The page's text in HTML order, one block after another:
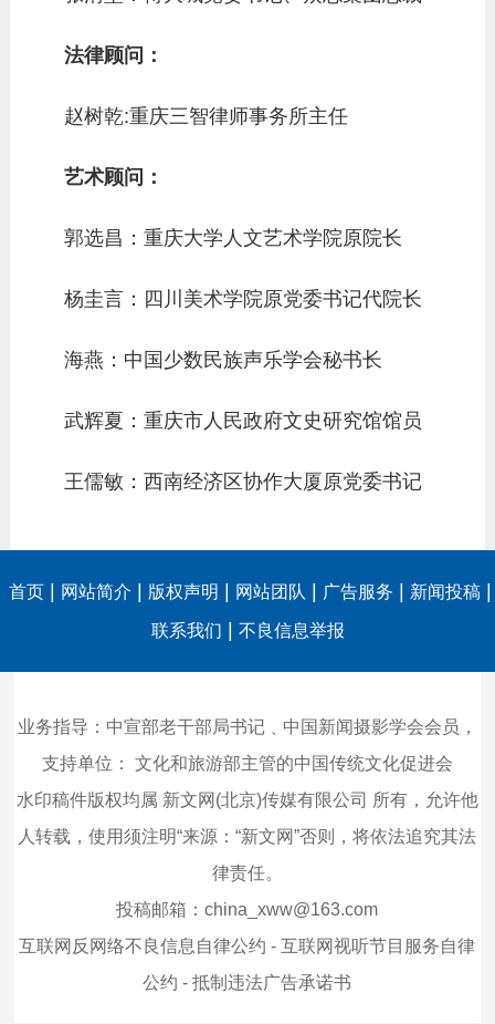
法律顾问：
赵树乾:重庆三智律师事务所主任
艺术顾问：
郭选昌：重庆大学人文艺术学院原院长
杨圭言：四川美术学院原党委书记代院长
海燕：中国少数民族声乐学会秘书长
武辉夏：重庆市人民政府文史研究馆馆员
王儒敏：西南经济区协作大厦原党委书记
首页 | 网站简介 | 版权声明 | 网站团队 | 广告服务 | 新闻投稿 |
联系我们 | 不良信息举报
业务指导：中宣部老干部局书记﹑中国新闻摄影学会会员，
支持单位： 文化和旅游部主管的中国传统文化促进会
水印稿件版权均属 新文网(北京)传媒有限公司 所有，允许他
人转载，使用须注明“来源：“新文网”否则，将依法追究其法
律责任。
投稿邮箱：china_xww@163.com
互联网反网络不良信息自律公约 -互联网视听节目服务自律
公约 -抵制违法广告承诺书